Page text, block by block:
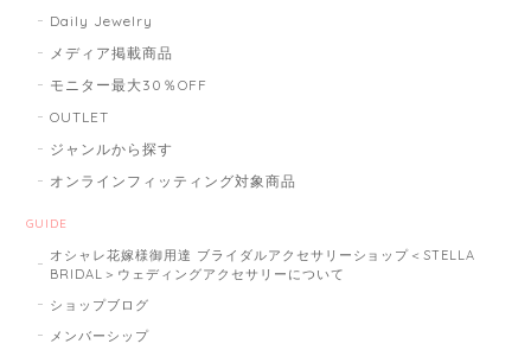
Daily Jewelry
メディア掲載商品
モニター最大30％OFF
OUTLET
ジャンルから探す
オンラインフィッティング対象商品
GUIDE
オシャレ花嫁様御用達 ブライダルアクセサリーショップ＜STELLA
BRIDAL＞ウェディングアクセサリーについて
ショップブログ
メンバーシップ